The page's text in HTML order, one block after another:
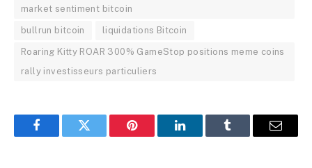
market sentiment bitcoin
bullrun bitcoin liquidations Bitcoin
Roaring Kitty ROAR 300% GameStop positions meme coins
rally investisseurs particuliers
FacebookTwitter Pinterest LinkedInTumblr Email